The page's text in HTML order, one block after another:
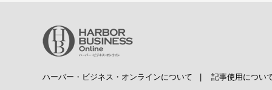
ハーバー・ビジネス・オンラインについて 記事使用につい